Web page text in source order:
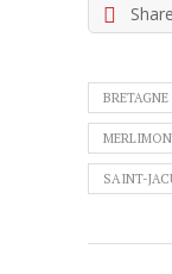
Share
BRETAGNE
SAINT-